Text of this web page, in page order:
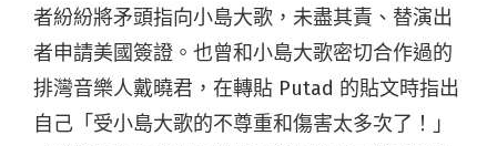
者紛紛將矛頭指向小島大歌，未盡其責、替演出
者申請美國簽證。也曾和小島大歌密切合作過的
排灣音樂人戴曉君，在轉貼 Putad 的貼文時指出
自己「受小島大歌的不尊重和傷害太多次了！」